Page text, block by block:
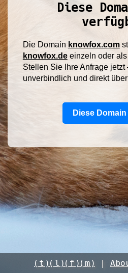
Diese
Die Domain knowfox.com
knowfox.deeinzeln oder als
Stellen Sie Ihre Anfrage jetzt
unverbindlich und direkt
Diese
(t) (l) (f) (m) |